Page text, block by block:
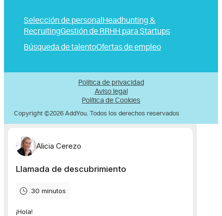
Selección de personal Headhunting &
RecruitingGestión de RRHH para Startups
Búsqueda de talentoOfertas de empleo
Política de privacidad
Aviso legal
Política de Cookies
Copyright ©2026 AddYou. Todos los derechos reservados